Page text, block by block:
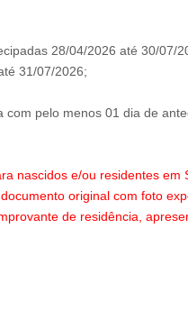
28/04/2026 até 30/07/
31/07/2026;
com pelo menos 01 dia de
nascidos e/ou residentes em
original com foto
de residência,